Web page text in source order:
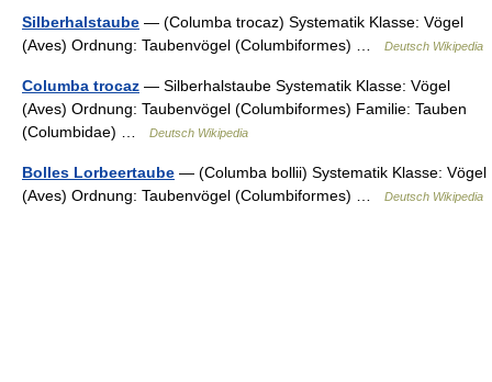
Silberhalstaube — (Columba trocaz) Systematik Klasse: Vögel
(Aves) Ordnung: Taubenvögel (Columbiformes) …
Deutsch Wikipedia
Columba trocaz — Silberhalstaube Systematik Klasse: Vögel
(Aves) Ordnung: Taubenvögel (Columbiformes) Familie: Tauben
(Columbidae) …
Deutsch Wikipedia
Bolles Lorbeertaube — (Columba bollii) Systematik Klasse: Vögel
(Aves) Ordnung: Taubenvögel (Columbiformes) …
Deutsch Wikipedia